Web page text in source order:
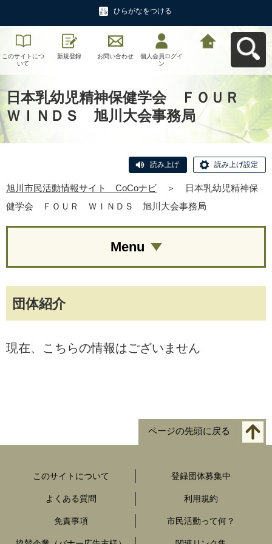
ひらがなをつける
このサイトにつ
いて
新規登録 お問い合わせ
個人会員ログイ
ン
日本乳幼児精神保健学会 ＦＯＵＲ
ＷＩＮＤＳ 旭川大会事務局
読み上げ 読み上げ設定
旭川市民活動情報サイト CoCoナビ ＞
日本乳幼児精神保
健学会 ＦＯＵＲ ＷＩＮＤＳ 旭川大会事務局
団体紹介
現在、こちらの情報はございません
Menu
ページの先頭に戻る
このサイトについて 登録団体募集中
よくある質問 利用規約
免責事項 市民活動って何？